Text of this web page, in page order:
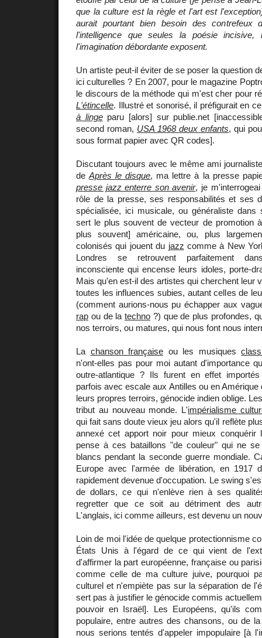
que la culture est la règle et l'art est
aurait pourtant bien besoin des contrefeux
l'intelligence que seules la poésie incisive,
l'imagination débordante exposent.
Un artiste peut-il éviter de se poser la question
ici culturelles ? En 2007, pour le magazine
le discours de la méthode qui m'est cher pour
L'étincelle. Illustré et sonorisé, il préfigurait en
à lingeparu [alors] sur publie.net
second roman, USA 1968 deux enfants, qui
sous format papier avec QR codes].
Discutant toujours avec le même ami
deAprès le disque, ma lettre à la presse
presse jazz enterre son avenir, je
rôle de la presse, ses responsabilités et ses
spécialisée, ici musicale, ou généraliste dans
sert le plus souvent de vecteur de promotion
plus souvent] américaine, ou, plus
colonisés qui jouent du jazz comme à New
Londres se retrouvent parfaitement
inconsciente qui encense leurs idoles, porte-
Mais qu'en est-il des artistes qui cherchent leur
toutes les influences subies, autant celles de
(comment aurions-nous pu échapper aux
rap ou de latechno ?) que de plus profondes,
nos terroirs, ou matures, qui nous font nous
La chanson française ou les musiques
n'ont-elles pas pour moi autant d'importance
outre-atlantique ? Ils furent en effet importés
parfois avec escale aux Antilles ou en
leurs propres terroirs, génocide indien oblige.
tribut au nouveau monde. L'impérialisme
qui fait sans doute vieux jeu alors qu'il reflète
annexé cet apport noir pour mieux
pense à ces bataillons "de couleur" qui ne
blancs pendant la seconde guerre mondiale.
Europe avec l'armée de libération, en 1917
rapidement devenue d'occupation. Le swing
de dollars, ce qui n'enlève rien à ses
regretter que ce soit au détriment des
L'anglais, ici comme ailleurs, est devenu un
Loin de moi l'idée de quelque protectionnisme
États Unis à l'égard de ce qui vient de
d'affirmer la part européenne, française ou
comme celle de ma culture juive, pourquoi
culturel et n'empiète pas sur la séparation de
sert pas à justifier le génocide commis
pouvoir en Israël]. Les Européens, qu'ils
populaire, entre autres des chansons, ou de
nous serions tentés d'appeler impopulaire [à